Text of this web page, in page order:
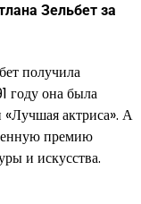
Зельбет за
получила
году она была
актриса». А
премию
и искусства.